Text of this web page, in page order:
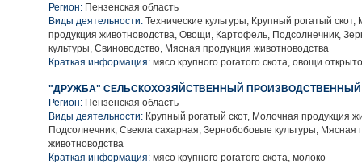
Регион: Пензенская область
Виды деятельности: Технические культуры, Крупный рогатый скот,
продукция животноводства, Овощи, Картофель, Подсолнечник,
культуры, Свиноводство, Мясная продукция животноводства
Краткая информация: мясо крупного рогатого скота, овощи
"ДРУЖБА" СЕЛЬСКОХОЗЯЙСТВЕННЫЙ ПРОИЗВОДСТВЕННЫЙ
Регион: Пензенская область
Виды деятельности: Крупный рогатый скот, Молочная продукция
Подсолнечник, Свекла сахарная, Зернобобовые культуры, Мясная
животноводства
Краткая информация: мясо крупного рогатого скота, молоко